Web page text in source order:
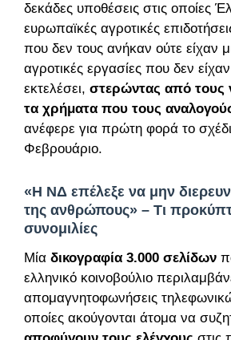
δεκάδες υποθέσεις στις οποίες
ευρωπαϊκές αγροτικές
που δεν τους ανήκαν ούτε είχαν
αγροτικές εργασίες που δεν είχαν
εκτελέσει, στερώντας από τους
τα χρήματα που τους
ανέφερε για πρώτη φορά το
Φεβρουάριο.
«Η ΝΔ επέλεξε να μην
της ανθρώπους» – Τι
συνομιλίες
Μία δικογραφία 3.000 σελίδων
ελληνικό κοινοβούλιο
απομαγνητοφωνήσεις
οποίες ακούγονται άτομα να